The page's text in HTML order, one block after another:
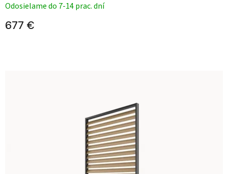
Odosielame do 7-14 prac. dní
677 €